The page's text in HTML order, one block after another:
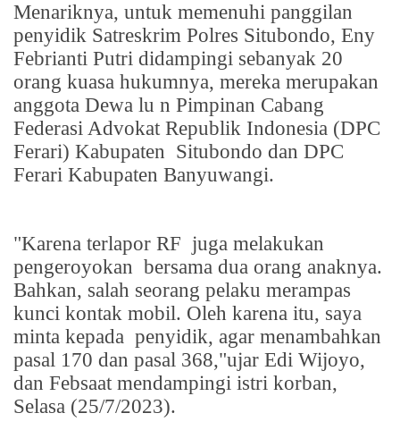
Menariknya, untuk memenuhi panggilan
penyidik Satreskrim Polres Situbondo, Eny
Febrianti Putri didampingi sebanyak 20
orang kuasa hukumnya, mereka merupakan
anggota Dewa lu n Pimpinan Cabang
Federasi Advokat Republik Indonesia (DPC
Ferari) Kabupaten Situbondo dan DPC
Ferari Kabupaten Banyuwangi.
"Karena terlapor RF juga melakukan
pengeroyokan bersama dua orang anaknya.
Bahkan, salah seorang pelaku merampas
kunci kontak mobil. Oleh karena itu, saya
minta kepada penyidik, agar menambahkan
pasal 170 dan pasal 368,"ujar Edi Wijoyo,
dan Febsaat mendampingi istri korban,
Selasa (25/7/2023).